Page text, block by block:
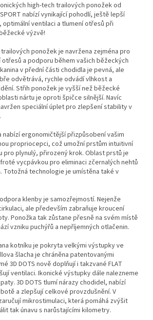
high-tech trailových ponožek od
nabízí vynikající pohodlí, ještě lepší
optimální ventilaci a tlumení otřesů při
výzvě!
ponožek je navržena zejména pro
otřesů a podporu během vašich běžeckých
v přední části chodidla je pevná, ale
odvětrává, rychle odvádí vlhkost a
Střih ponožek je vyšší než běžecké
nártu je oproti špičce silnější. Navíc
speciální úplet pro zlepšení stability v
nabízí ergonomičtější přizpůsobení vašim
propriocepci, což umožní prstům intuitivní
pro plynulý, přirozený krok. Oblast prstů je
vycpávkou pro eliminaci zčernalých nehtů
Totožná technologie je umístěna také v
klenby je samozřejmostí. Nejenže
ale především zabraňuje kroucení
Ponožka tak zůstane přesně na svém místě
vzniku puchýřů a nepříjemných otlačenin.
kotníku je pokryta velkými výstupky ve
šlacha je chráněna patentovanými
3D DOTS nově doplňují i takzvané FLAT
ventilaci. Ikonické výstupky dále nalezneme
3D DOTS tlumí nárazy chodidel, nabízí
a zlepšují celkové provzdušnění. V
mikrostimulaci, která pomáhá zvýšit
tak únavu s narůstajícími kilometry.